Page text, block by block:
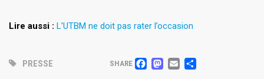
Lire aussi : L’UTBM ne doit pas rater l’occasion
PRESSE SHARE FACEBOOK
MASTODON
EMAIL